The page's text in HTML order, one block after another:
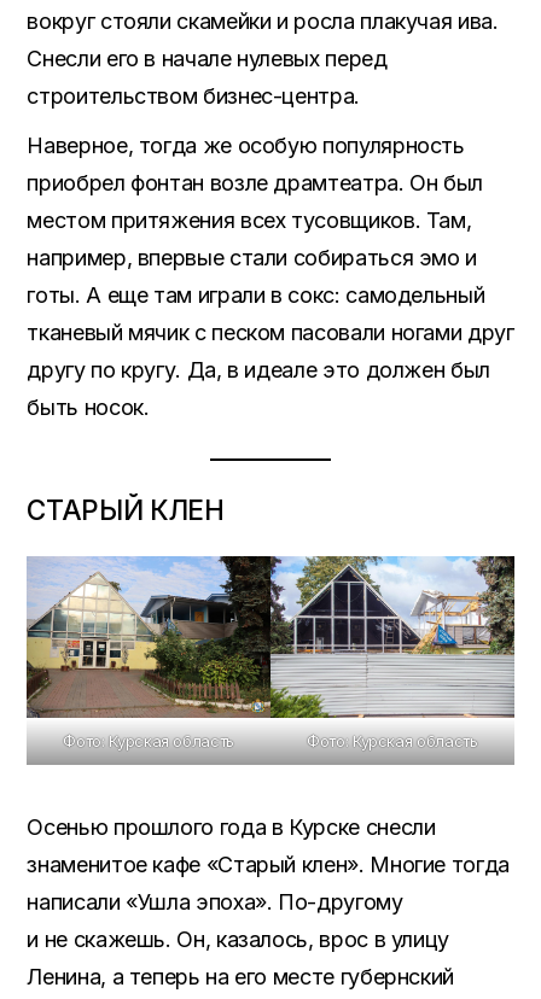
вокруг стояли скамейки и росла плакучая ива.
Снесли его в начале нулевых перед
строительством бизнес-центра.
Наверное, тогда же особую популярность
приобрел фонтан возле драмтеатра. Он был
местом притяжения всех тусовщиков. Там,
например, впервые стали собираться эмо и
готы. А еще там играли в сокс: самодельный
тканевый мячик с песком пасовали ногами друг
другу по кругу. Да, в идеале это должен был
быть носок.
СТАРЫЙ КЛЕН
Фото: Курская область Фото: Курская область
Осенью прошлого года в Курске снесли
знаменитое кафе «Старый клен». Многие тогда
написали «Ушла эпоха». По-другому
и не скажешь. Он, казалось, врос в улицу
Ленина, а теперь на его месте губернский